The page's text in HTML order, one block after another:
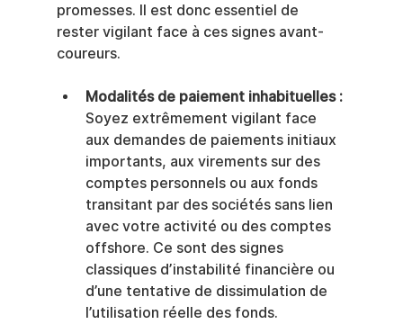
promesses. Il est donc essentiel de
rester vigilant face à ces signes avant-
coureurs.
Modalités de paiement inhabituelles :
Soyez extrêmement vigilant face
aux demandes de paiements initiaux
importants, aux virements sur des
comptes personnels ou aux fonds
transitant par des sociétés sans lien
avec votre activité ou des comptes
offshore. Ce sont des signes
classiques d’instabilité financière ou
d’une tentative de dissimulation de
l’utilisation réelle des fonds.